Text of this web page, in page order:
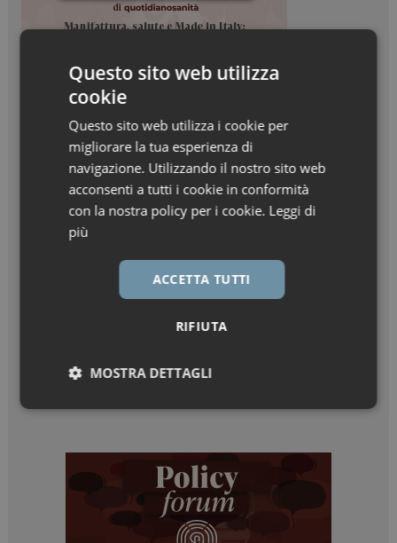
Questo sito web utilizza
cookie
Questo sito web utilizza i cookie per
migliorare la tua esperienza di
navigazione. Utilizzando il nostro sito web
acconsenti a tutti i cookie in conformità
con la nostra policy per i cookie. Leggi di
più
ACCETTA TUTTI
RIFIUTA
MOSTRA DETTAGLI
Necessari Marketing
Necessari Marketing